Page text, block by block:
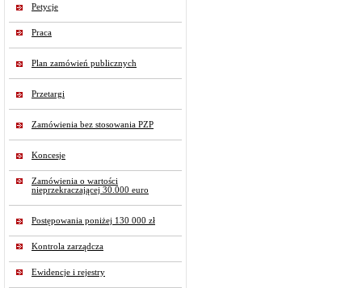
Petycje
Praca
Plan zamówień publicznych
Przetargi
Zamówienia bez stosowania PZP
Koncesje
Zamówienia o wartości
nieprzekraczającej 30.000 euro
Postępowania poniżej 130 000 zł
Kontrola zarządcza
Ewidencje i rejestry